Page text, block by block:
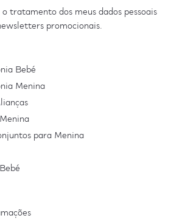
tratamento dos meus dados pessoais
promocionais.
Bebé
Menina
para Menina